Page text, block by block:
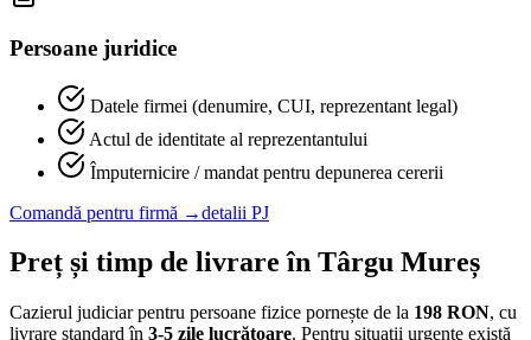
Persoane juridice
Datele firmei (denumire, CUI, reprezentant legal)
Actul de identitate al reprezentantului
Împuternicire / mandat pentru depunerea cererii
Comandă pentru firmă →detalii PJ
Preț și timp de livrare în Târgu Mureș
Cazierul judiciar pentru persoane fizice pornește de la 198 RON, cu
livrare standard în 3-5 zile lucrătoare. Pentru situații urgente există